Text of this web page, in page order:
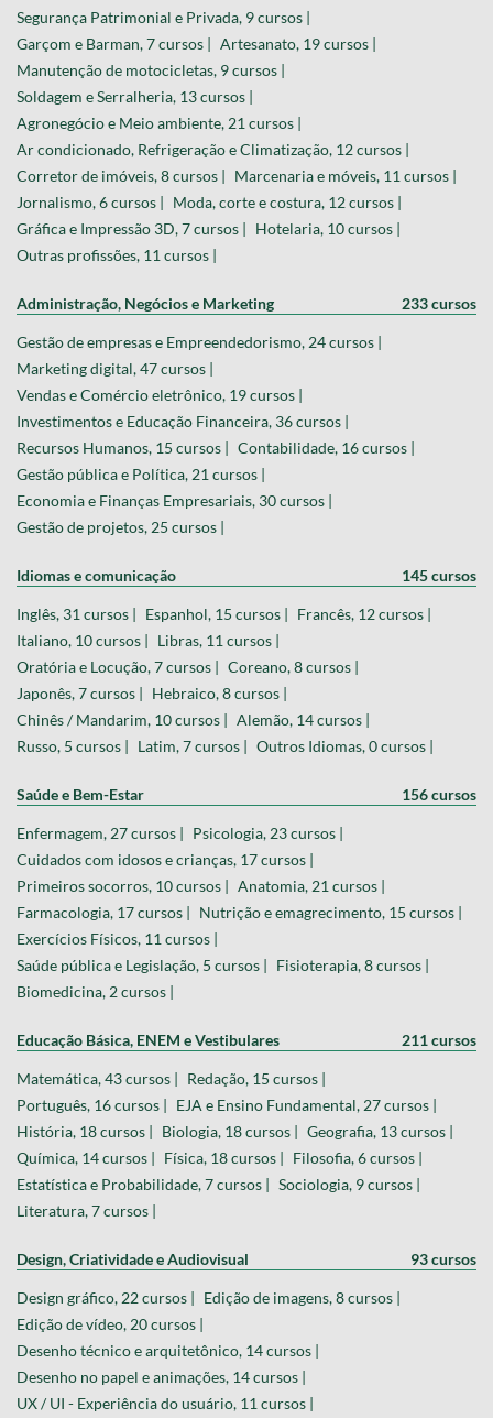
Segurança Patrimonial e Privada, 9 cursos |
Garçom e Barman, 7 cursos | Artesanato, 19 cursos |
Manutenção de motocicletas, 9 cursos |
Soldagem e Serralheria, 13 cursos |
Agronegócio e Meio ambiente, 21 cursos |
Ar condicionado, Refrigeração e Climatização, 12 cursos |
Corretor de imóveis, 8 cursos | Marcenaria e móveis, 11 cursos |
Jornalismo, 6 cursos | Moda, corte e costura, 12 cursos |
Gráfica e Impressão 3D, 7 cursos | Hotelaria, 10 cursos |
Outras profissões, 11 cursos |
Administração, Negócios e Marketing 233 cursos
Gestão de empresas e Empreendedorismo, 24 cursos |
Marketing digital, 47 cursos |
Vendas e Comércio eletrônico, 19 cursos |
Investimentos e Educação Financeira, 36 cursos |
Recursos Humanos, 15 cursos | Contabilidade, 16 cursos |
Gestão pública e Política, 21 cursos |
Economia e Finanças Empresariais, 30 cursos |
Gestão de projetos, 25 cursos |
Idiomas e comunicação 145 cursos
Inglês, 31 cursos | Espanhol, 15 cursos | Francês, 12 cursos |
Italiano, 10 cursos | Libras, 11 cursos |
Oratória e Locução, 7 cursos | Coreano, 8 cursos |
Japonês, 7 cursos | Hebraico, 8 cursos |
Chinês / Mandarim, 10 cursos | Alemão, 14 cursos |
Russo, 5 cursos | Latim, 7 cursos | Outros Idiomas, 0 cursos |
Saúde e Bem-Estar 156 cursos
Enfermagem, 27 cursos | Psicologia, 23 cursos |
Cuidados com idosos e crianças, 17 cursos |
Primeiros socorros, 10 cursos | Anatomia, 21 cursos |
Farmacologia, 17 cursos | Nutrição e emagrecimento, 15 cursos |
Exercícios Físicos, 11 cursos |
Saúde pública e Legislação, 5 cursos | Fisioterapia, 8 cursos |
Biomedicina, 2 cursos |
Educação Básica, ENEM e Vestibulares 211 cursos
Matemática, 43 cursos | Redação, 15 cursos |
Português, 16 cursos | EJA e Ensino Fundamental, 27 cursos |
História, 18 cursos | Biologia, 18 cursos | Geografia, 13 cursos |
Química, 14 cursos | Física, 18 cursos | Filosofia, 6 cursos |
Estatística e Probabilidade, 7 cursos | Sociologia, 9 cursos |
Literatura, 7 cursos |
Design, Criatividade e Audiovisual 93 cursos
Design gráfico, 22 cursos | Edição de imagens, 8 cursos |
Edição de vídeo, 20 cursos |
Desenho técnico e arquitetônico, 14 cursos |
Desenho no papel e animações, 14 cursos |
UX / UI - Experiência do usuário, 11 cursos |